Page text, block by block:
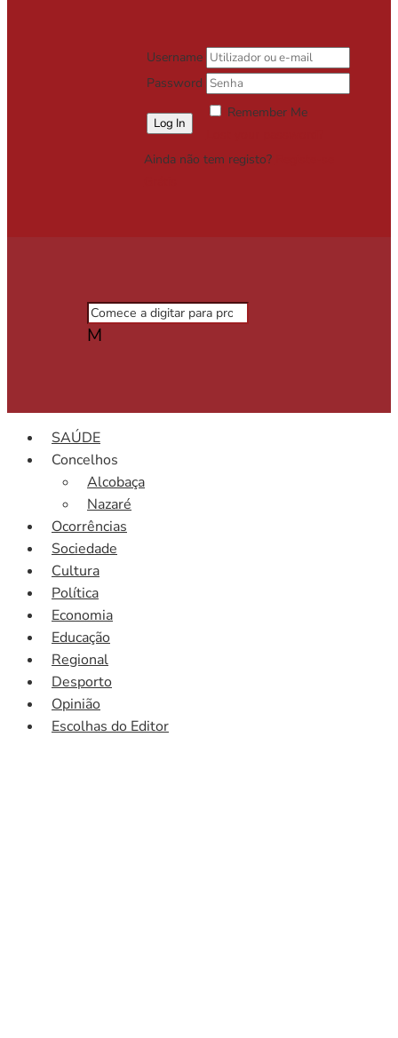
Username
Password
Remember Me
Ainda não tem registo?
M
SAÚDE
Concelhos
Alcobaça
Nazaré
Ocorrências
Sociedade
Cultura
Política
Economia
Educação
Regional
Desporto
Opinião
Escolhas do Editor